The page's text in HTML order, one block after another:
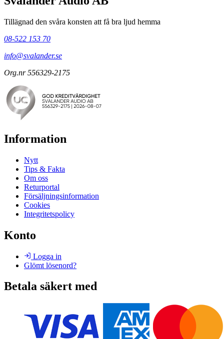
Tillägnad den svåra konsten att få bra ljud hemma
08-522 153 70
info@svalander.se
Org.nr 556329-2175
Information
Nytt
Tips & Fakta
Om oss
Returportal
Försäljningsinformation
Cookies
Integritetspolicy
Konto
Logga in
Glömt lösenord?
Betala säkert med